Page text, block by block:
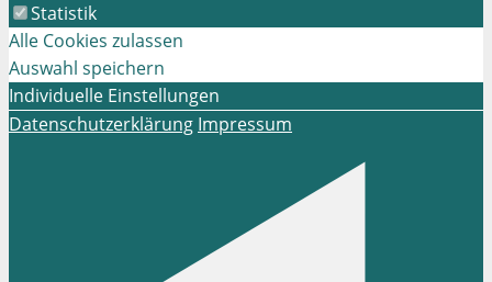
Statistik
Alle Cookies zulassen
Auswahl speichern
Individuelle Einstellungen
Datenschutzerklärung Impressum